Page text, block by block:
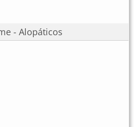
- Alopáticos